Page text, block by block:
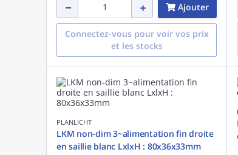
Ajouter
Connectez-vous pour voir vos prix
et les stocks
PLANLICHT
LKM non-dim 3~alimentation fin droite
en saillie blanc LxlxH : 80x36x33mm